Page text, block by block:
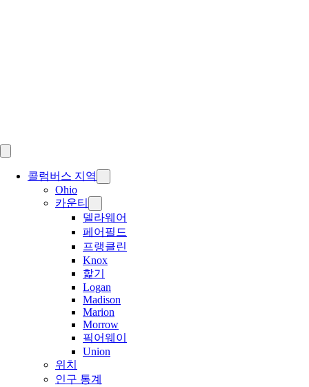
콜럼버스 지역
Ohio
카운티
델라웨어
페어필드
프랭클린
Knox
핥기
Logan
Madison
Marion
Morrow
픽어웨이
Union
위치
인구 통계